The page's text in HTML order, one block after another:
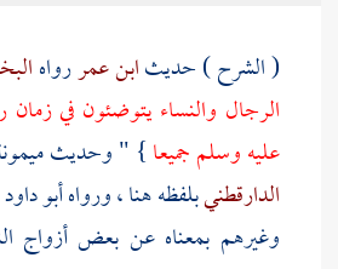
( الشرح ) حديثابن عمررواه
الرجال والنساء يتوضئون في زمان
عليه وسلم جميعا} " وحديث
الدارقطنيبلفظه هنا ، ورواهأبو داود
وغيرهم بمعناه عن بعض أزواج